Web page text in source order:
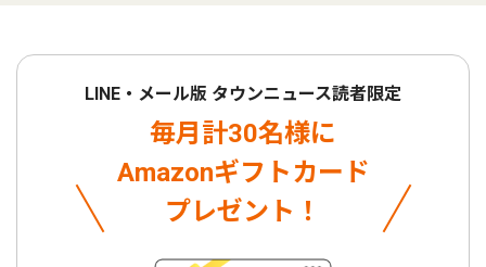
LINE・メール版 タウンニュース読者限定
毎月計30名様に
Amazonギフトカード
プレゼント！